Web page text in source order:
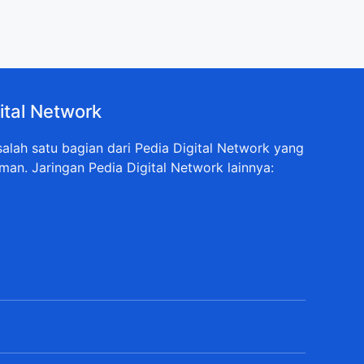
Network
satu bagian dari Pedia Digital Network yang
Jaringan Pedia Digital Network lainnya: